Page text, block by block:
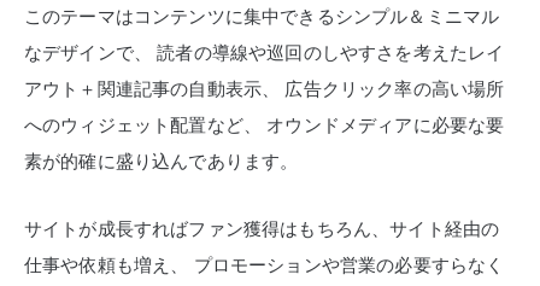
このテーマはコンテンツに集中できるシンプル＆ミニマル
なデザインで、
読者の導線や巡回のしやすさを考えたレイ
アウト＋関連記事の自動表示、
広告クリック率の高い場所
へのウィジェット配置など、
オウンドメディアに必要な要
素が的確に盛り込んであります。
サイトが成長すればファン獲得はもちろん、サイト経由の
仕事や依頼も増え、
プロモーションや営業の必要すらなく